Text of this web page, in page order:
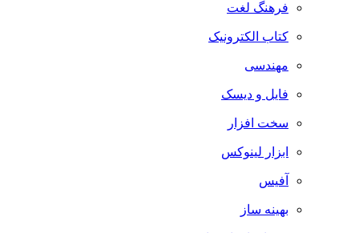
فرهنگ لغت
کتاب الکترونیک
مهندسی
فایل و دیسک
سخت افزار
ابزار لینوکس
آفیس
بهینه ساز